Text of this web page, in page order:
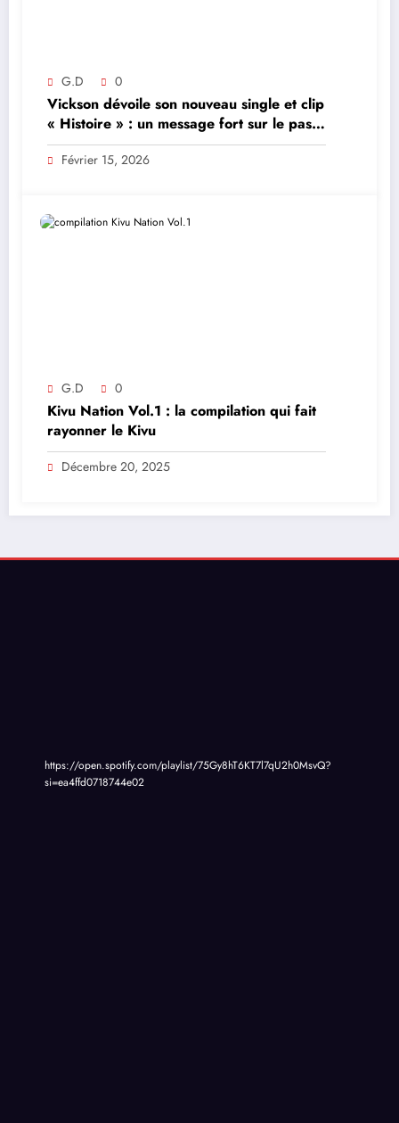
G.D 0
Vickson dévoile son nouveau single et clip
« Histoire » : un message fort sur le passé
et l’avenir
Février 15, 2026
G.D 0
Kivu Nation Vol.1 : la compilation qui fait
rayonner le Kivu
Décembre 20, 2025
https://open.spotify.com/playlist/75Gy8hT6KT7l7qU2h0MsvQ?
si=ea4ffd0718744e02